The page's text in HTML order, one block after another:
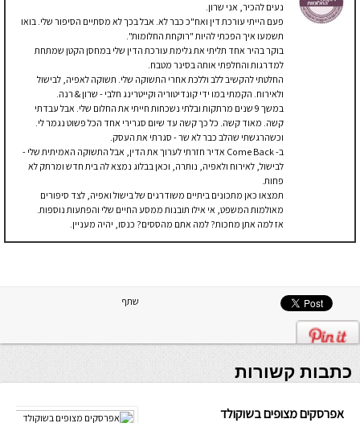
נעים להכיר, אני שרון.
פעם הייתי עורכת דין ואח"כ כבר לא. אבל בכך לא מסתיים הסיפור שלי. בואו
תשמעו איך הפכתי להיות "רוקחת החלומות".
בוקר בהיר אחד תליתי את גלימת עורכת הדין שלי במחסן הקטן שמתחת
למדרגות והחלפתי אותה בסינר מטבח.
החלטתי להקשיב ללב וללכת אחרי התשוקה שלי. תשוקה לאפיה, לבישול
ולאירוח. הקמתי במו ידי קונדיטוריה וקייטרינג חלבי - שרון & רנה.
במשך 9 שנים מרתקות ובלתי נשכחות חייתי את החלום שלי. אבל עבדתי
קשה. מאוד קשה. כל כך קשה עד שיום סגרירי אחד הכל פשוט נגמר לי.
וכשהרגשתי שהלב כבר לא שר - סגרתי את העסק.
ב- Come Back אדיר חזרתי לערוך את הדין, אבל התשוקה האמיתית שלי -
לבישול, לאירוח ולאפיה, נותרה, וכאן בבלוג נמצא לה בית חדש ומרתק לא
פחות.
תמצאו כאן מתכונים ביתיים משודרגים של בישול ואפיה, לצד סיפורים
מאולמות המשפט, אי אילו תובנות ממסע החיים שלי והפתעות נוספות.
אז למה אתן מחכות? למה אתם מהססים? כנסו, יהיה מעניין.
שתף
כתבות קשורות
אפרסקים מצופים בשוקולד